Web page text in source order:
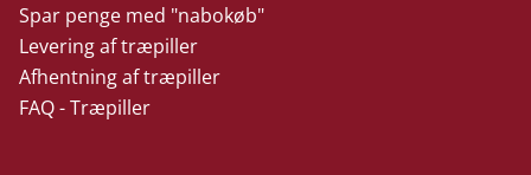
Spar penge med "nabokøb"
Levering af træpiller
Afhentning af træpiller
FAQ - Træpiller